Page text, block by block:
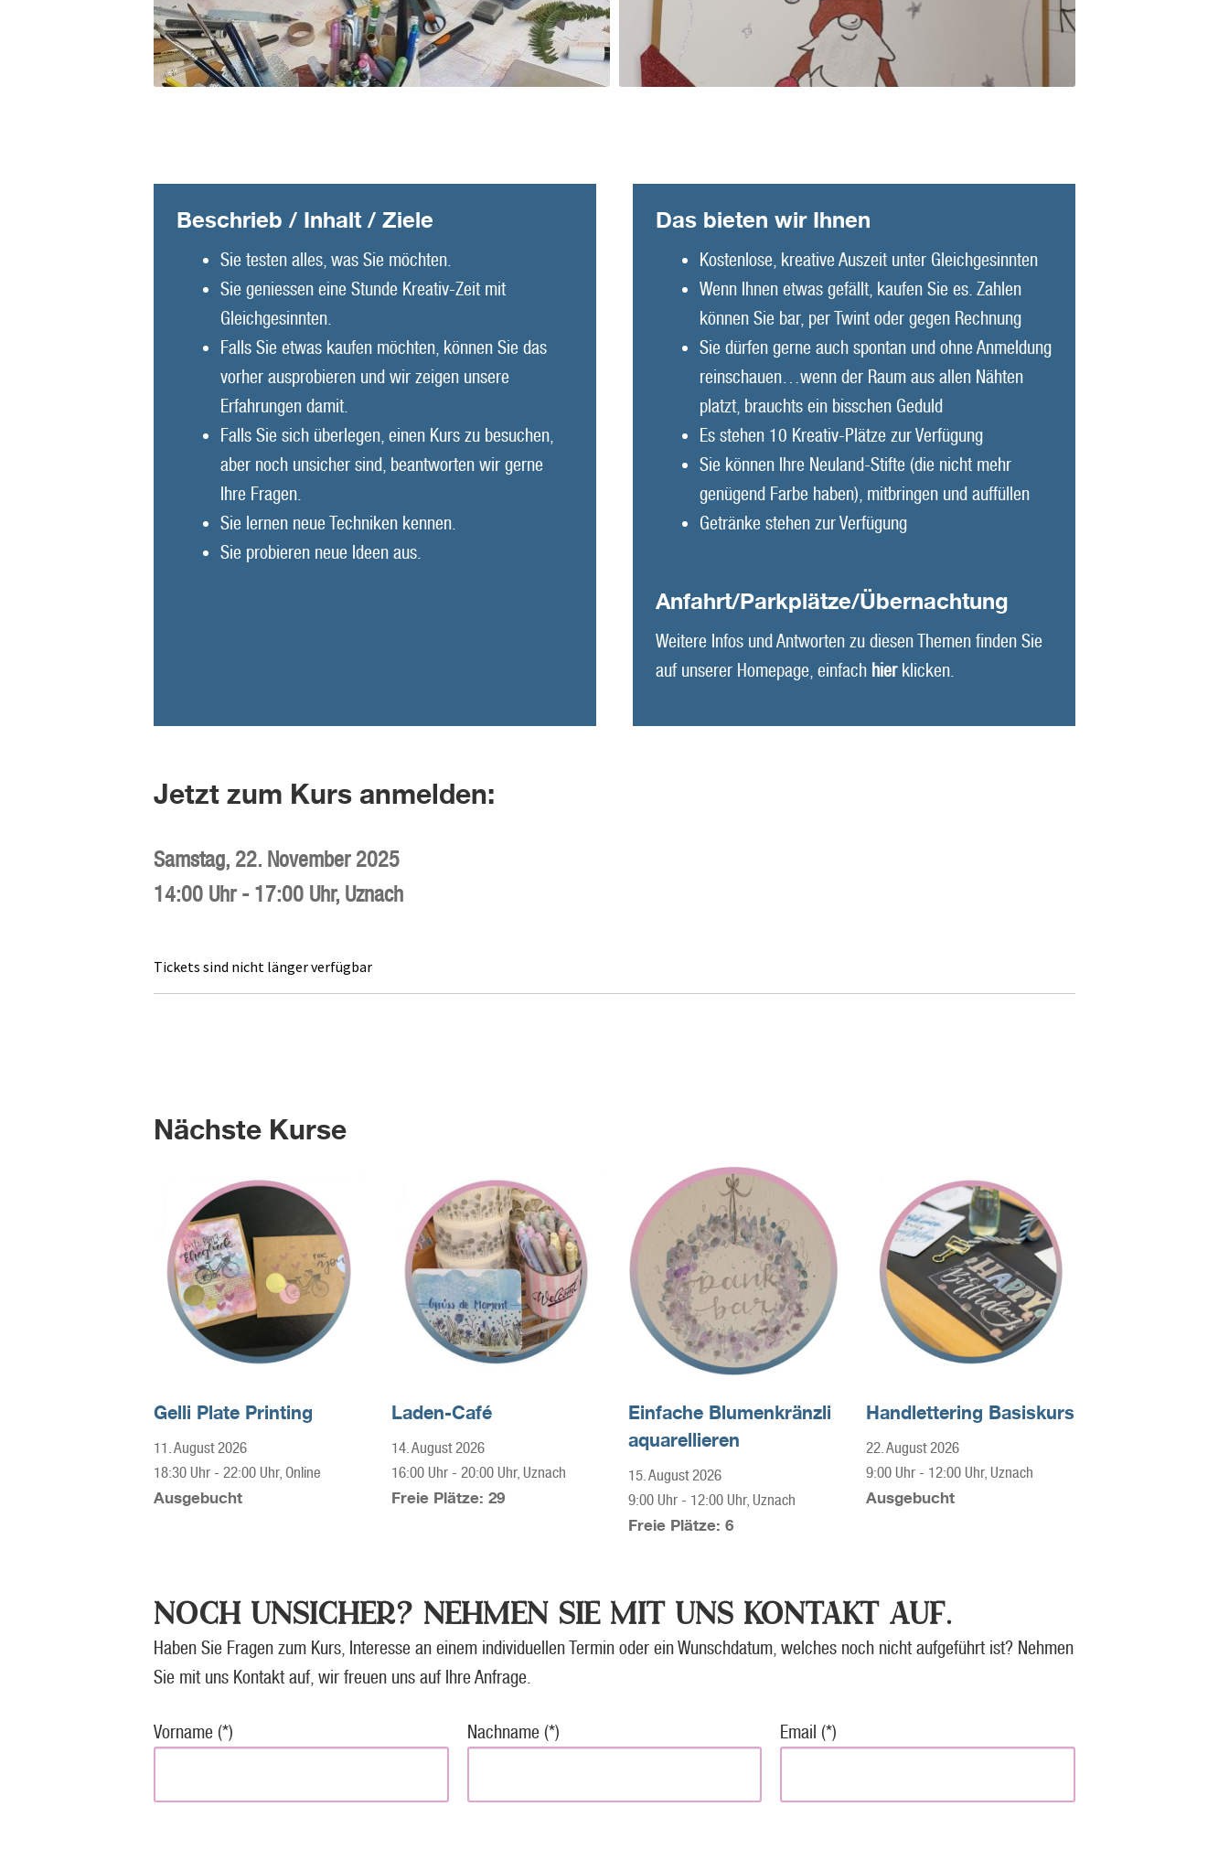
Beschrieb / Inhalt / Ziele
Sie testen alles, was Sie möchten.
Sie geniessen eine Stunde Kreativ-Zeit mit
Gleichgesinnten.
Falls Sie etwas kaufen möchten, können Sie das
vorher ausprobieren und wir zeigen unsere
Erfahrungen damit.
Falls Sie sich überlegen, einen Kurs zu besuchen,
aber noch unsicher sind, beantworten wir gerne
Ihre Fragen.
Sie lernen neue Techniken kennen.
Sie probieren neue Ideen aus.
Das bieten wir Ihnen
Kostenlose, kreative Auszeit unter Gleichgesinnten
Wenn Ihnen etwas gefällt, kaufen Sie es. Zahlen
können Sie bar, per Twint oder gegen Rechnung
Sie dürfen gerne auch spontan und ohne Anmeldung
reinschauen…wenn der Raum aus allen Nähten
platzt, brauchts ein bisschen Geduld
Es stehen 10 Kreativ-Plätze zur Verfügung
Sie können Ihre Neuland-Stifte (die nicht mehr
genügend Farbe haben), mitbringen und auffüllen
Getränke stehen zur Verfügung
Anfahrt/Parkplätze/Übernachtung
Weitere Infos und Antworten zu diesen Themen finden Sie
auf unserer Homepage, einfach hierklicken.
Jetzt zum Kurs anmelden:
Samstag, 22. November 2025
14:00 Uhr- 17:00 Uhr, Uznach
Tickets sind nicht länger verfügbar
Nächste Kurse
Gelli Plate Printing
11. August 2026
18:30 Uhr - 22:00 Uhr, Online
Ausgebucht
Laden-Café
14. August 2026
16:00 Uhr- 20:00 Uhr, Uznach
Freie Plätze: 29
Einfache Blumenkränzli
aquarellieren
15. August 2026
9:00 Uhr - 12:00 Uhr, Uznach
Freie Plätze: 6
Handlettering Basiskurs
22. August 2026
9:00 Uhr- 12:00 Uhr, Uznach
Ausgebucht
NOCH UNSICHER? NEHMEN SIE MIT UNS KONTAKT AUF.
Haben Sie Fragen zum Kurs, Interesse an einem individuellen Termin oder ein Wunschdatum, welches noch nicht aufgeführt ist? Nehmen
Sie mit uns Kontakt auf, wir freuen uns auf Ihre Anfrage.
Vorname (*) Nachname (*) Email (*)